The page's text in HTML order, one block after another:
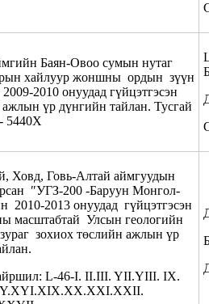
Баян-Овоо сумын нутаг
хайлуур жоншны ордын зүүн
2010 онуудад гүйцэтгэсэн
үр дүнгийн тайлан. Тусгай
5440Х
Ховд, Говь-Алтай аймгуудын
″УГЗ-200 -Баруун Монгол-
2010-2013 онуудад гүйцэтгэсэн
масштабтай Улсын геологийн
зохиох төслийн ажлын үр
L-46-I. II.III. YII.YIII. IX.